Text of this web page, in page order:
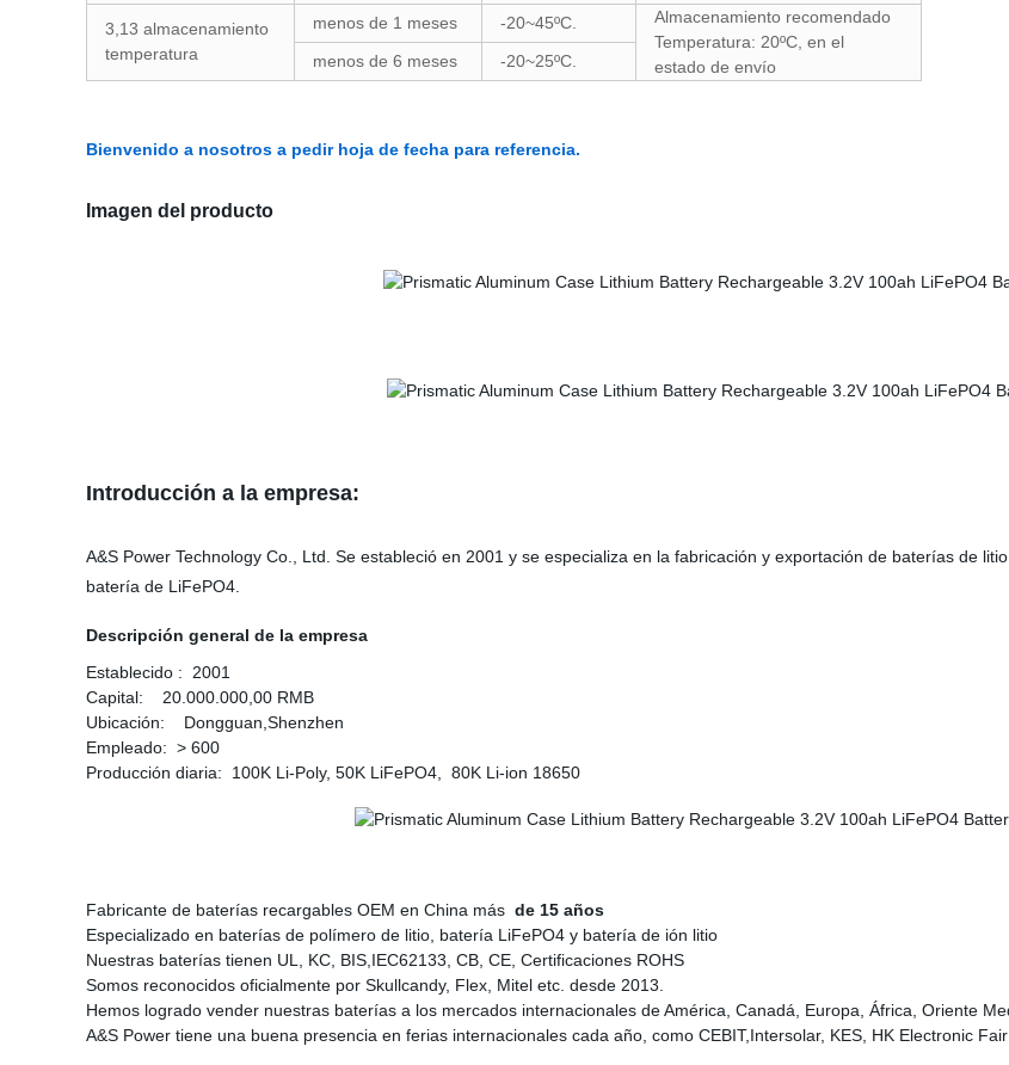
3,13 almacenamiento
temperatura
menos de 1 meses -20~45ºC.
Almacenamiento recomendado
Temperatura: 20ºC, en el
estado de envío
menos de 6 meses -20~25ºC.
Bienvenido a nosotros a pedir hoja de fecha para referencia.
Imagen del producto
Introducción a la empresa:
A&S Power Technology Co., Ltd. Se estableció en 2001 y se especializa en la fabricación y exportación de baterías de
batería de LiFePO4.
Descripción general de la empresa
Establecido : 2001
Capital: 20.000.000,00 RMB
Ubicación: Dongguan,Shenzhen
Empleado: > 600
Producción diaria: 100K Li-Poly, 50K LiFePO4, 80K Li-ion 18650
Fabricante de baterías recargables OEM en China más de 15 años
Especializado en baterías de polímero de litio, batería LiFePO4 y batería de ión litio
Nuestras baterías tienen UL, KC, BIS,IEC62133, CB, CE, Certificaciones ROHS
Somos reconocidos oficialmente por Skullcandy, Flex, Mitel etc. desde 2013.
Hemos logrado vender nuestras baterías a los mercados internacionales de América, Canadá, Europa, África, Oriente
A&S Power tiene una buena presencia en ferias internacionales cada año, como CEBIT,Intersolar, KES, HK Electronic Fair